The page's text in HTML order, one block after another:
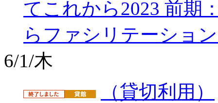
てこれから2023 前期
らファシリテーショ
6/1/木
（貸切利用）